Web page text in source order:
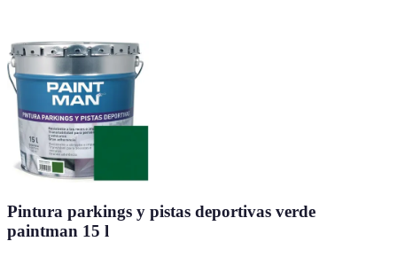
Pintura parkings y pistas deportivas verde
paintman 15 l